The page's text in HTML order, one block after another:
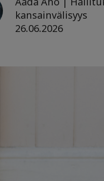
kansainvälisyys
26.06.2026